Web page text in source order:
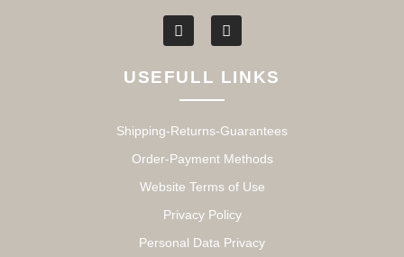
USEFULL LINKS
Shipping-Returns-Guarantees
Order-Payment Methods
Website Terms of Use
Privacy Policy
Personal Data Privacy